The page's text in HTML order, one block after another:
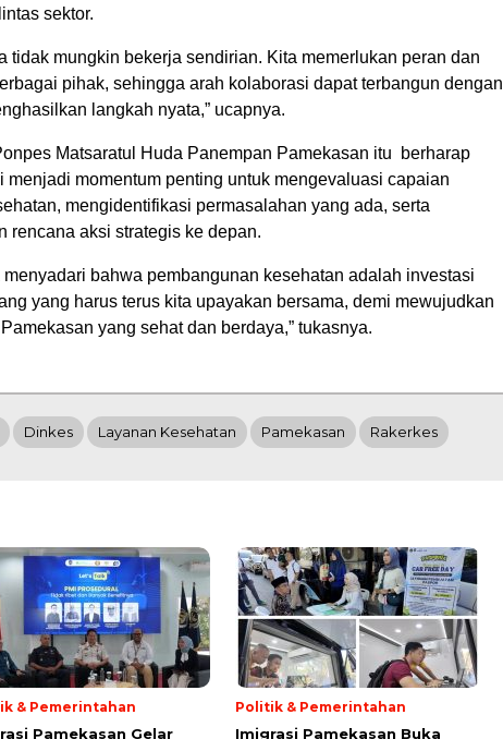
sektor.
tidak mungkin bekerja sendirian. Kita memerlukan peran dan
pihak, sehingga arah kolaborasi dapat terbangun dengan
langkah nyata,” ucapnya.
Matsaratul Huda Panempan Pamekasan itu berharap
menjadi momentum penting untuk mengevaluasi capaian
mengidentifikasi permasalahan yang ada, serta
rencana aksi strategis ke depan.
menyadari bahwa pembangunan kesehatan adalah investasi
yang harus terus kita upayakan bersama, demi mewujudkan
yang sehat dan berdaya,” tukasnya.
Dinkes Layanan Kesehatan Pamekasan Rakerkes
& Pemerintahan
Pamekasan Gelar
Politik & Pemerintahan
Imigrasi Pamekasan Buka